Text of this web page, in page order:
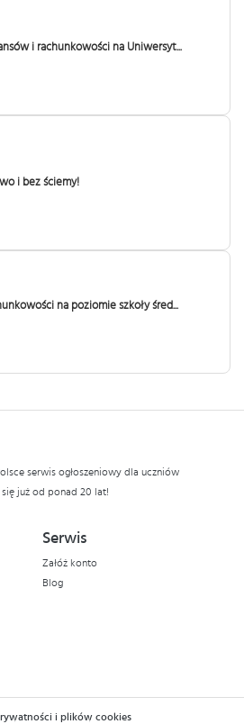
i rachunkowości na Uniwersyt...
i bez ściemy!
na poziomie szkoły śred...
serwis ogłoszeniowy dla uczniów
już od ponad 20 lat!
Serwis
Załóż konto
Blog
i plików cookies